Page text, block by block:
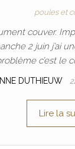
poules et
couver.
2 juin j’ai
c’est le
DUTHIEUW
Lire la